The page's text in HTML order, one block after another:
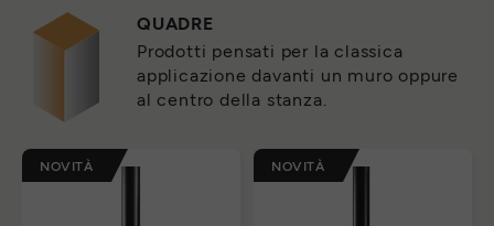
QUADRE
Prodotti pensati per la classica
applicazione davanti un muro oppure
al centro della stanza.
NOVITÀ NOVITÀ